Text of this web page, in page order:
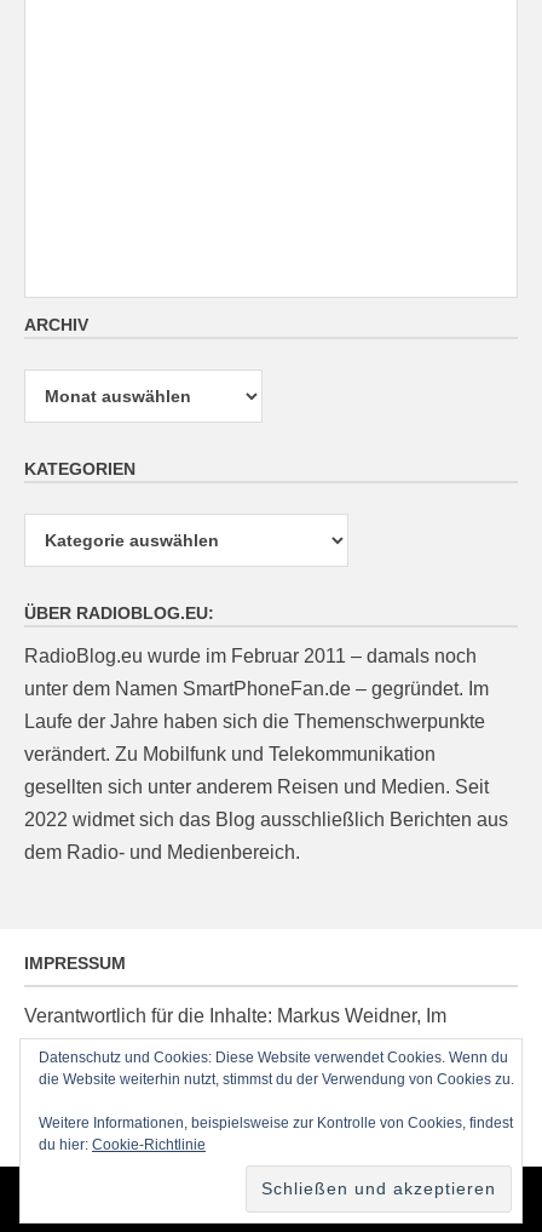
ARCHIV
Archiv
KATEGORIEN
ÜBER RADIOBLOG.EU:
RadioBlog.eu wurde im Februar 2011 – damals noch
unter dem Namen SmartPhoneFan.de – gegründet. Im
Laufe der Jahre haben sich die Themenschwerpunkte
verändert. Zu Mobilfunk und Telekommunikation
gesellten sich unter anderem Reisen und Medien. Seit
2022 widmet sich das Blog ausschließlich Berichten aus
dem Radio- und Medienbereich.
IMPRESSUM
Verantwortlich für die Inhalte: Markus Weidner, Im
Ziegelacker 20, D-63599 Biebergemünd, E-Mail:
post@radioblog.eu
Technik und Administration: Thomas Michel
Catch Themes
Datenschutz und Cookies: Diese Website verwendet Cookies. Wenn du
die Website weiterhin nutzt, stimmst du der Verwendung von Cookies zu.
Weitere Informationen, beispielsweise zur Kontrolle von Cookies, findest
du hier: Cookie-Richtlinie